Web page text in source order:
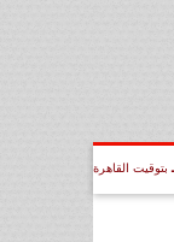
بتوقيت القاهرة